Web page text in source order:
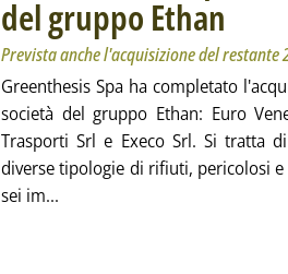
del gruppo Ethan
Prevista anche l'acquisizione del
Greenthesis Spa ha completato
società del gruppo Ethan: Euro
Trasporti Srl e Execo Srl. Si tratta
diverse tipologie di rifiuti, pericolosi
sei im...